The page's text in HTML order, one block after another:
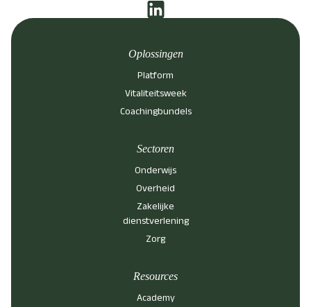
Oplossingen
Platform
Vitaliteitsweek
Coachingbundels
Sectoren
Onderwijs
Overheid
Zakelijke
dienstverlening
Zorg
Resources
Academy